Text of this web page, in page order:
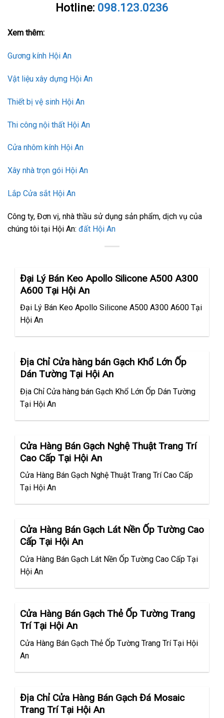
Hotline: 098.123.0236
Xem thêm:
Gương kính Hội An
Vật liệu xây dựng Hội An
Thiết bị vệ sinh Hội An
Thi công nội thất Hội An
Cửa nhôm kính Hội An
Xây nhà trọn gói Hội An
Lắp Cửa sắt Hội An
Công ty, Đơn vị, nhà thầu sử dụng sản phẩm, dịch vụ của
chúng tôi tại Hội An: đất Hội An
Đại Lý Bán Keo Apollo Silicone A500 A300
A600 Tại Hội An
Đại Lý Bán Keo Apollo Silicone A500 A300 A600 Tại
Hội An
Địa Chỉ Cửa hàng bán Gạch Khổ Lớn Ốp
Dán Tường Tại Hội An
Địa Chỉ Cửa hàng bán Gạch Khổ Lớn Ốp Dán Tường
Tại Hội An
Cửa Hàng Bán Gạch Nghệ Thuật Trang Trí
Cao Cấp Tại Hội An
Cửa Hàng Bán Gạch Nghệ Thuật Trang Trí Cao Cấp
Tại Hội An
Cửa Hàng Bán Gạch Lát Nền Ốp Tường Cao
Cấp Tại Hội An
Cửa Hàng Bán Gạch Lát Nền Ốp Tường Cao Cấp Tại
Hội An
Cửa Hàng Bán Gạch Thẻ Ốp Tường Trang
Trí Tại Hội An
Cửa Hàng Bán Gạch Thẻ Ốp Tường Trang Trí Tại Hội
An
Địa Chỉ Cửa Hàng Bán Gạch Đá Mosaic
Trang Trí Tại Hội An